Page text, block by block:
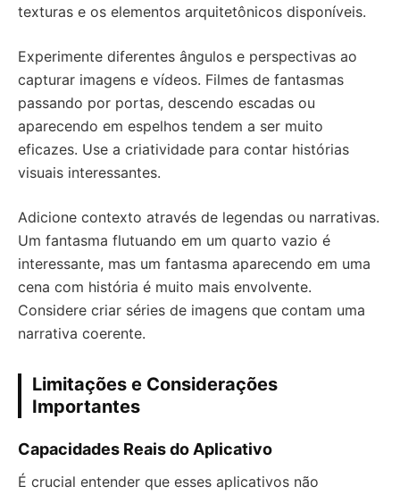
texturas e os elementos arquitetônicos disponíveis.
Experimente diferentes ângulos e perspectivas ao
capturar imagens e vídeos. Filmes de fantasmas
passando por portas, descendo escadas ou
aparecendo em espelhos tendem a ser muito
eficazes. Use a criatividade para contar histórias
visuais interessantes.
Adicione contexto através de legendas ou narrativas.
Um fantasma flutuando em um quarto vazio é
interessante, mas um fantasma aparecendo em uma
cena com história é muito mais envolvente.
Considere criar séries de imagens que contam uma
narrativa coerente.
Limitações e Considerações
Importantes
Capacidades Reais do Aplicativo
É crucial entender que esses aplicativos não